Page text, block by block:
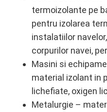
termoizolante pe
pentru izolarea
instalatiilor
corpurilor navei,
Masini si
material izolant in
lichefiate, oxigen
Metalurgie –